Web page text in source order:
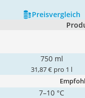
Preis­vergleich
750 ml
31,87 € pro 1 l
7–10 °C